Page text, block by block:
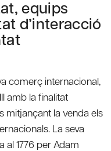
equips
d’interacció
comerç internacional,
amb la finalitat
mitjançant la venda els
La seva
al 1776 per Adam